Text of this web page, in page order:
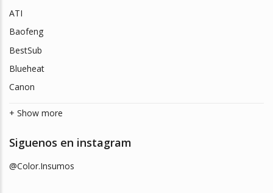
ATI
Baofeng
BestSub
Blueheat
Canon
+ Show more
Siguenos en instagram
@Color.Insumos